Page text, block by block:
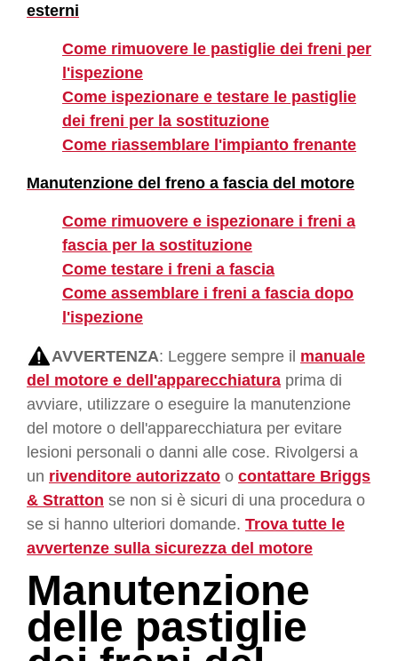
esterni
Come rimuovere le pastiglie dei freni per
l'ispezione
Come ispezionare e testare le pastiglie
dei freni per la sostituzione
Come riassemblare l'impianto frenante
Manutenzione del freno a fascia del motore
Come rimuovere e ispezionare i freni a
fascia per la sostituzione
Come testare i freni a fascia
Come assemblare i freni a fascia dopo
l'ispezione
AVVERTENZA: Leggere sempre il manuale
del motore e dell'apparecchiatura prima di
avviare, utilizzare o eseguire la manutenzione
del motore o dell'apparecchiatura per evitare
lesioni personali o danni alle cose. Rivolgersi a
un rivenditore autorizzato o contattare Briggs
& Stratton se non si è sicuri di una procedura o
se si hanno ulteriori domande. Trova tutte le
avvertenze sulla sicurezza del motore
Manutenzione
delle pastiglie